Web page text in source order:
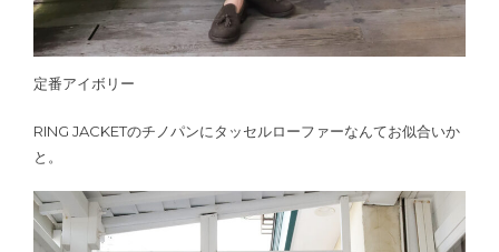
定番アイボリー
RING JACKETのチノパンにタッセルローファーなんてお似合いか
と。